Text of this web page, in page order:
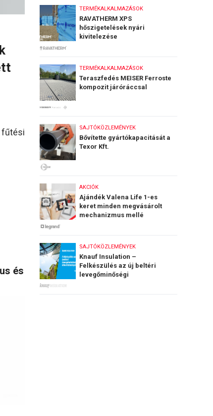
fűtési
és
TERMÉKALKALMAZÁSOK
RAVATHERM XPS
hőszigetelések nyári
kivitelezése
TERMÉKALKALMAZÁSOK
Teraszfedés MEISER Ferroste
kompozit járóráccsal
SAJTÓKÖZLEMÉNYEK
Bővítette gyártókapacitását a
Texor Kft.
AKCIÓK
Ajándék Valena Life 1-es
keret minden megvásárolt
mechanizmus mellé
SAJTÓKÖZLEMÉNYEK
Knauf Insulation –
Felkészülés az új beltéri
levegőminőségi